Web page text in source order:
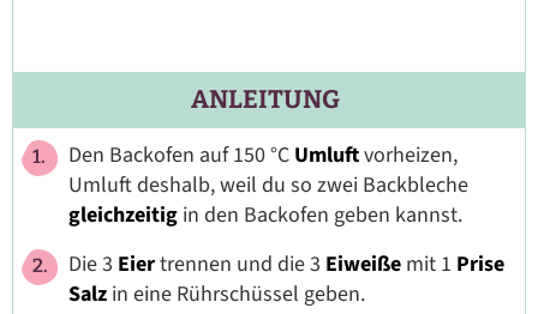
ANLEITUNG
Den Backofen auf 150 °C Umluftvorheizen,
Umluft deshalb, weil du so zwei Backbleche
gleichzeitig in den Backofen geben kannst.
Die 3 Eiertrennen und die 3 Eiweiße mit 1 Prise
Salz in eine Rührschüssel geben.